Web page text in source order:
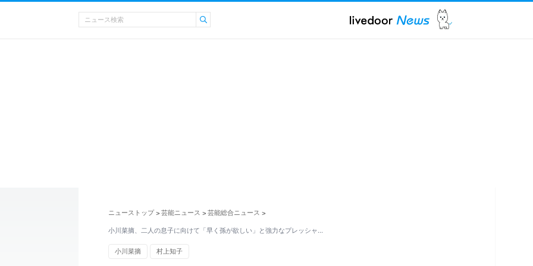
ニューストップ > 芸能ニュース > 芸能総合ニュース >
小川菜摘、二人の息子に向けて「早く孫が欲しい」と強力なプレッシャ…
小川菜摘 村上知子